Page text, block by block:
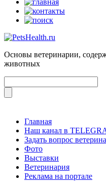
Основы ветеринарии,
животных
Главная
Наш канал в
Задать вопрос
Фото
Выставки
Ветеринария
Реклама на портале